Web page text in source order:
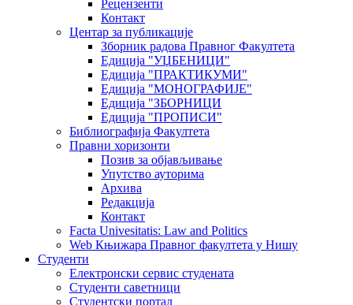
Рецензенти
Контакт
Центар за публикације
Зборник радова Правног Факултета
Едиција "УЏБЕНИЦИ"
Едиција "ПРАКТИКУМИ"
Едиција "МОНОГРАФИЈЕ"
Едиција "ЗБОРНИЦИ
Едиција "ПРОПИСИ"
Библиографија Факултета
Правни хоризонти
Позив за објављивање
Упутство ауторима
Архива
Редакција
Контакт
Facta Univesitatis: Law and Politics
Web Књижара Правног факултета у Нишу
Студенти
Електронски сервис студената
Студенти саветници
Студентски портал